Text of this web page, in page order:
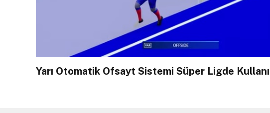
Yarı Otomatik Ofsayt Sistemi Süper Ligde